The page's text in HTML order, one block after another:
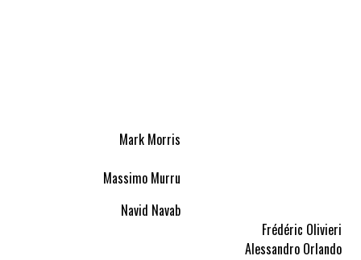
Mark Morris
Massimo Murru
Navid Navab
Frédéric Olivieri
Alessandro Orlando